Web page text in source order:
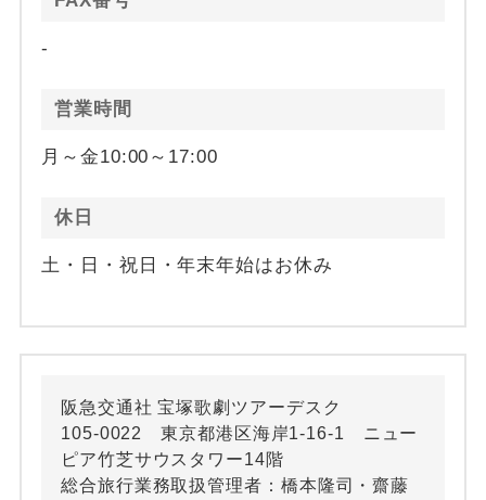
-
営業時間
月～金10:00～17:00
休日
土・日・祝日・年末年始はお休み
阪急交通社 宝塚歌劇ツアーデスク
105-0022 東京都港区海岸1-16-1 ニュー
ピア竹芝サウスタワー14階
総合旅行業務取扱管理者：橋本隆司・齋藤